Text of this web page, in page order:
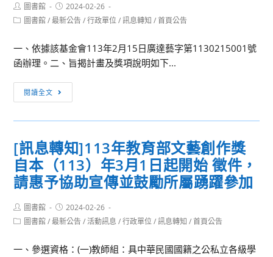
Post
author:
圖書館
Post
published:
2024-02-26
Post圖書館 / 最新公告 / 行政單位 / 訊息轉知 / 首頁公告
一、依據該基金會113年2月15日廣達藝字第1130215001號
函辦理。二、旨揭計畫及獎項說明如下...
閱讀全文
息
轉
教
育
部
與
財
團
人
[訊息轉知]113年教育部文藝創作獎
自本（113）年3月1日起開始 徵件，
請惠予協助宣傳並鼓勵所屬踴躍參加
Post
author:
圖書館
Post
published:
2024-02-26
Post圖書館 / 最新公告 / 活動訊息 / 行政單位 / 訊息轉知 / 首頁公告
一、參選資格：(一)教師組：具中華民國國籍之公私立各級學